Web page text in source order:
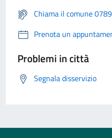
Chiama il comune
Prenota un
Problemi in città
Segnala disservizio